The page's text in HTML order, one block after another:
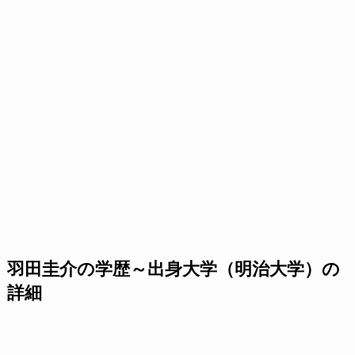
羽田圭介の学歴～出身大学（明治大学）の
詳細